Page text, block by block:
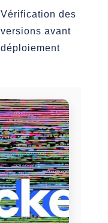
Vérification des
versions avant
déploiement